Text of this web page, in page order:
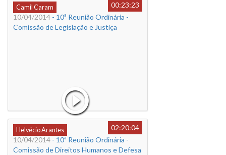
Camil Caram
00:23:23
10/04/2014 - 10ª Reunião Ordinária -
Comissão de Legislação e Justiça
Helvécio Arantes
02:20:04
10/04/2014 - 10ª Reunião Ordinária -
Comissão de Direitos Humanos e Defesa